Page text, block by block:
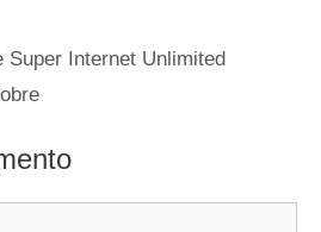
Super Internet Unlimited